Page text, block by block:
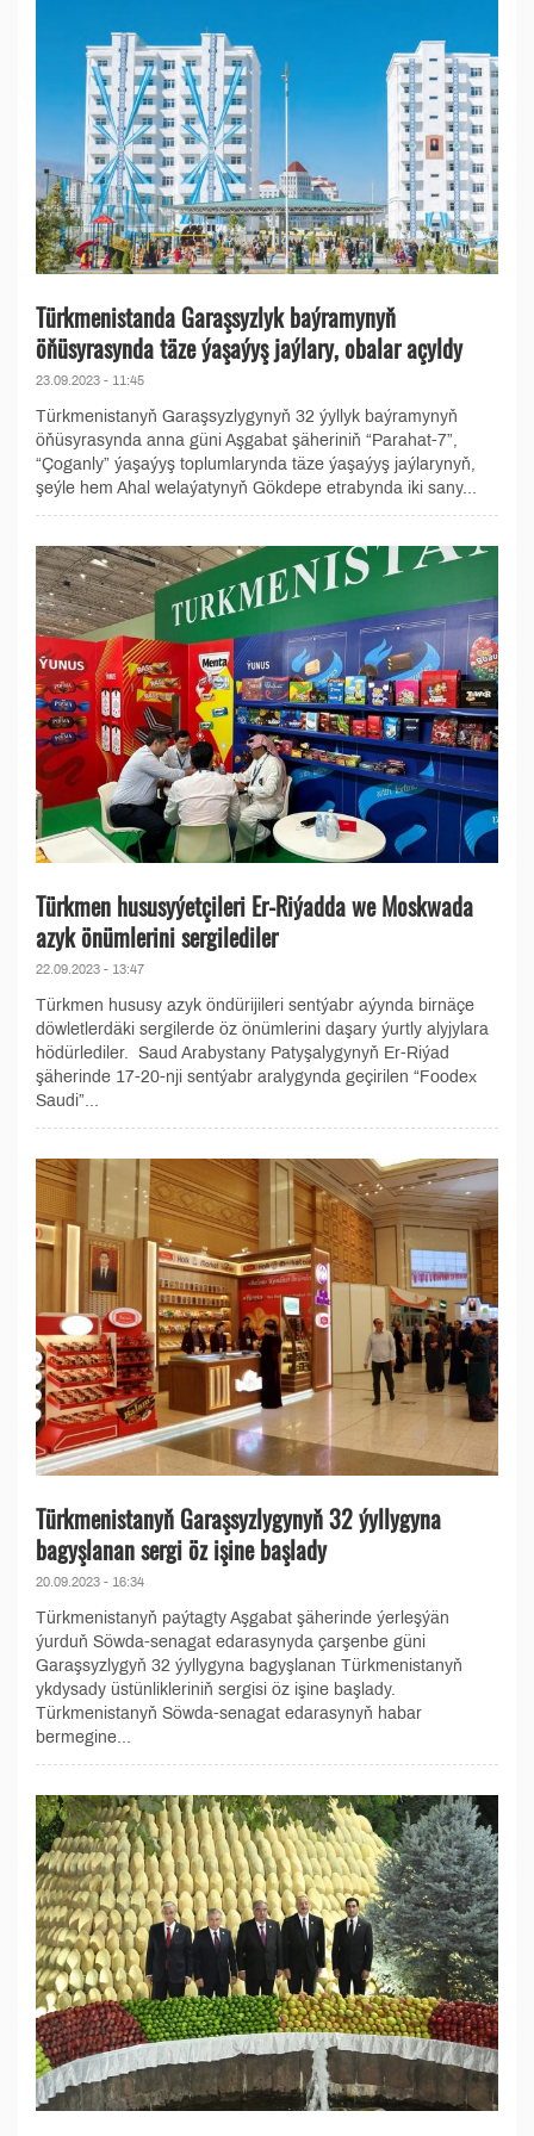
Türkmenistanda Garaşsyzlyk baýramynyň
öňüsyrasynda täze ýaşaýyş jaýlary, obalar açyldy
23.09.2023 - 11:45
Türkmenistanyň Garaşsyzlygynyň 32 ýyllyk baýramynyň
öňüsyrasynda anna güni Aşgabat şäheriniň “Parahat-7”,
“Çoganly” ýaşaýyş toplumlarynda täze ýaşaýyş jaýlarynyň,
şeýle hem Ahal welaýatynyň Gökdepe etrabynda iki sany...
Türkmen hususyýetçileri Er-Riýadda we Moskwada
azyk önümlerini sergilediler
22.09.2023 - 13:47
Türkmen hususy azyk öndürijileri sentýabr aýynda birnäçe
döwletlerdäki sergilerde öz önümlerini daşary ýurtly alyjylara
hödürlediler. Saud Arabystany Patyşalygynyň Er-Riýad
şäherinde 17-20-nji sentýabr aralygynda geçirilen “Foodeх
Saudi”...
Türkmenistanyň Garaşsyzlygynyň 32 ýyllygyna
bagyşlanan sergi öz işine başlady
20.09.2023 - 16:34
Türkmenistanyň paýtagty Aşgabat şäherinde ýerleşýän
ýurduň Söwda-senagat edarasynyda çarşenbe güni
Garaşsyzlygyň 32 ýyllygyna bagyşlanan Türkmenistanyň
ykdysady üstünlikleriniň sergisi öz işine başlady.
Türkmenistanyň Söwda-senagat edarasynyň habar
bermegine...